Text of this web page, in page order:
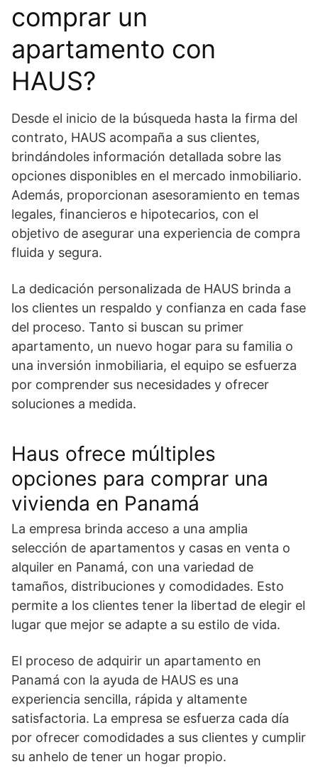
comprar un
apartamento con
HAUS?
Desde el inicio de la búsqueda hasta la firma del
contrato, HAUS acompaña a sus clientes,
brindándoles información detallada sobre las
opciones disponibles en el mercado inmobiliario.
Además, proporcionan asesoramiento en temas
legales, financieros e hipotecarios, con el
objetivo de asegurar una experiencia de compra
fluida y segura.
La dedicación personalizada de HAUS brinda a
los clientes un respaldo y confianza en cada fase
del proceso. Tanto si buscan su primer
apartamento, un nuevo hogar para su familia o
una inversión inmobiliaria, el equipo se esfuerza
por comprender sus necesidades y ofrecer
soluciones a medida.
Haus ofrece múltiples
opciones para comprar una
vivienda en Panamá
La empresa brinda acceso a una amplia
selección de apartamentos y casas en venta o
alquiler en Panamá, con una variedad de
tamaños, distribuciones y comodidades. Esto
permite a los clientes tener la libertad de elegir el
lugar que mejor se adapte a su estilo de vida.
El proceso de adquirir un apartamento en
Panamá con la ayuda de HAUS es una
experiencia sencilla, rápida y altamente
satisfactoria. La empresa se esfuerza cada día
por ofrecer comodidades a sus clientes y cumplir
su anhelo de tener un hogar propio.